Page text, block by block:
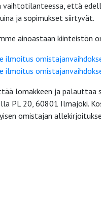
vaihtotilanteessa, että
ja sopimukset siirtyvät.
ainoastaan kiinteistön
ilmoitus
ilmoitus
lomakkeen ja
PL 20, 60801 Ilmajoki.
omistajan